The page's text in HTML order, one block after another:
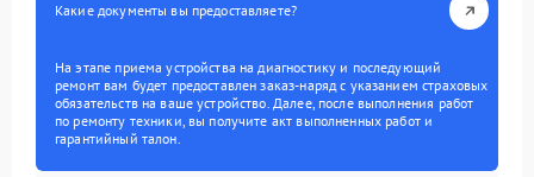
Какие документы вы предоставляете?
На этапе приема устройства на диагностику и последующий
ремонт вам будет предоставлен заказ-наряд с указанием страховых
обязательств на ваше устройство. Далее, после выполнения работ
по ремонту техники, вы получите акт выполненных работ и
гарантийный талон.